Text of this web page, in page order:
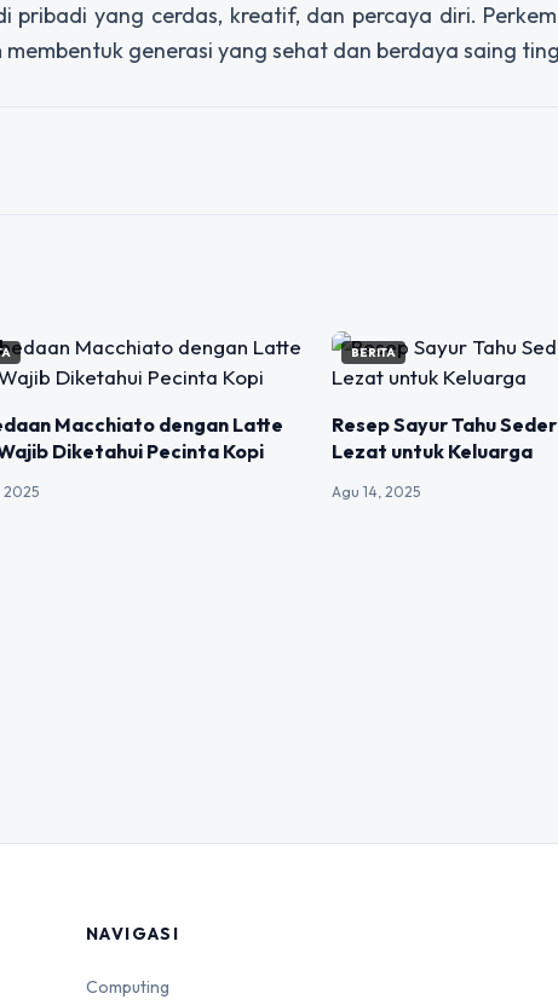
pribadi yang cerdas, kreatif, dan percaya diri.
generasi yang sehat dan berdaya saing
Macchiato dengan Latte
Diketahui Pecinta Kopi
2025
BERITA
Resep Sayur Tahu
Lezat untuk Keluarga
Agu 14, 2025
NAVIGASI
Computing